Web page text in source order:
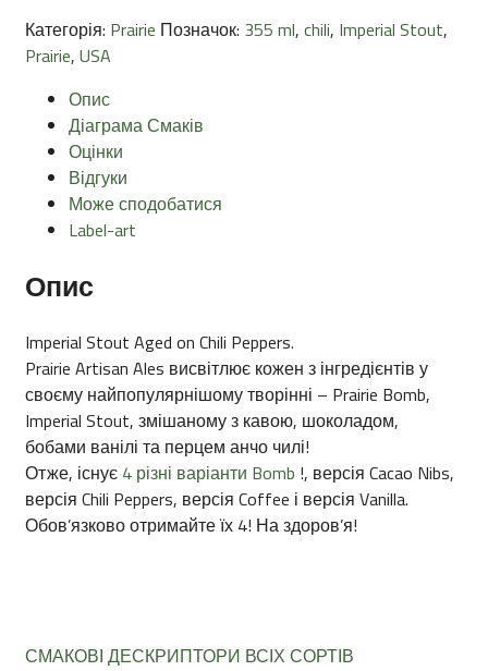
Категорія: Prairie Позначок: 355 ml, chili, Imperial Stout,
Prairie, USA
Опис
Діаграма Смаків
Оцінки
Відгуки
Може сподобатися
Label-art
Опис
Imperial Stout Aged on Chili Peppers.
Prairie Artisan Ales висвітлює кожен з інгредієнтів у
своєму найпопулярнішому творінні – Prairie Bomb,
Imperial Stout, змішаному з кавою, шоколадом,
бобами ванілі та перцем анчо чилі!
Отже, існує 4 різні варіанти Bomb !, версія Cacao Nibs,
версія Chili Peppers, версія Coffee і версія Vanilla.
Обов’язково отримайте їх 4! На здоров’я!
СМАКОВІ ДЕСКРИПТОРИ ВСІХ СОРТІВ